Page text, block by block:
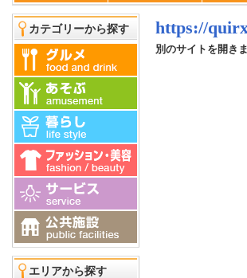
カテゴリーから探す
エリアから探す
https://
別のサイトを開き